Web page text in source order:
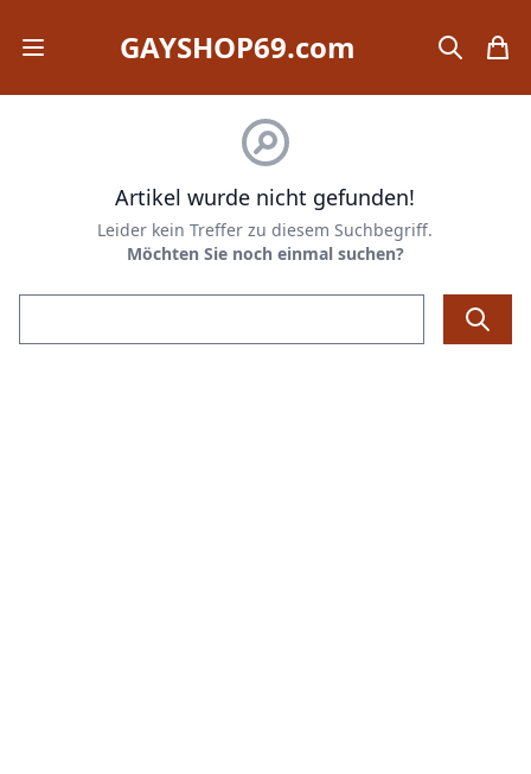
Open mobile menuGAYSHOP69.com search
Artikel wurde nicht gefunden!
Leider kein Treffer zu diesem Suchbegriff.
Möchten Sie noch einmal suchen?